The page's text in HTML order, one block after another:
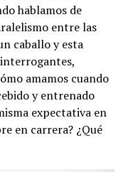
hablamos de
entre las
caballo y esta
amamos cuando
y entrenado
expectativa en
en carrera? ¿Qué